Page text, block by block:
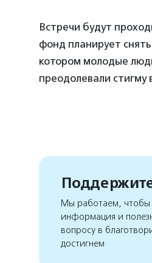
Встречи будут
фонд планирует
котором молодые
преодолевали
Мы работаем, чтобы
информация и
вопросу в
достигнем